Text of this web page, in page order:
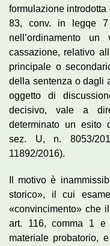
formulazione introdotta
83, conv. in legqe 7
nell’ordinamento
cassazione, relativo
principale o
della sentenza o dagli
oggetto di
decisivo, vale a
determinato un esito
sez. U, n. 8053/
11892/2016).
Il motivo è
storico», il cui
«convincimento» che
art. 116, comma 1 e
materiale probatorio,